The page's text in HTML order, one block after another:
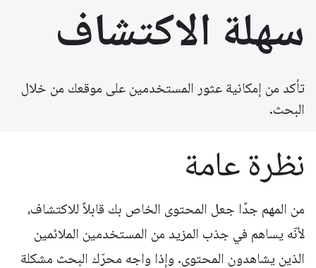
سهلة الاكتشاف
تأكد من إمكانية عثور المستخدمين على موقعك من خلال
البحث.
نظرة عامة
من المهم جدًا جعل المحتوى الخاص بك قابلاً للاكتشاف،
لأنّه يساهم في جذب المزيد من المستخدمين الملائمين
الذين يشاهدون المحتوى. وإذا واجه محرّك البحث مشكلة